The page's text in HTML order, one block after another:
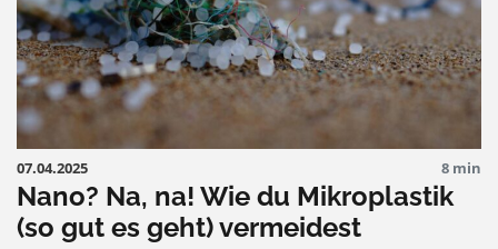
07.04.2025 8 min
Nano? Na, na! Wie du Mikroplastik
(so gut es geht) vermeidest